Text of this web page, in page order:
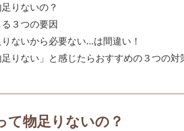
りないの？
３つの要因
ないから必要ない…は間違い！
りない」と感じたらおすすめの３つの対
て物足りないの？